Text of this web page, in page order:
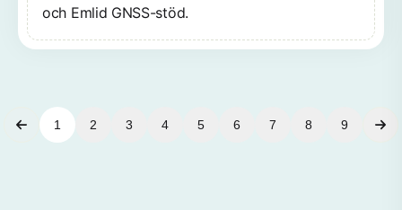
och Emlid GNSS-stöd.
1 2 3 4 5 6 7 8 9